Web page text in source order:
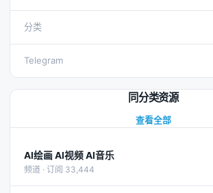
分类
Telegram
同分类资源
查看全部
AI绘画 AI视频 AI音乐
频道 · 订阅 33,444